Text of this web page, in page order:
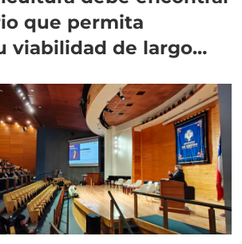
que permita
viabilidad de largo